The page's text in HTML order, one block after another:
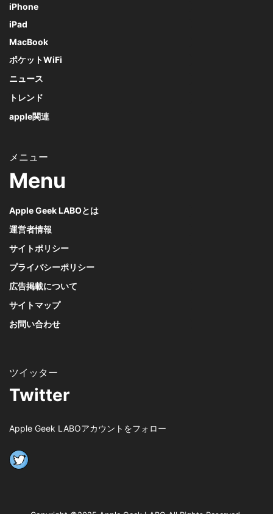
iPhone
iPad
MacBook
ポケットWiFi
ニュース
トレンド
apple関連
Menu
Apple Geek LABOとは
運営者情報
サイトポリシー
プライバシーポリシー
広告掲載について
サイトマップ
お問い合わせ
Twitter
Apple Geek LABOアカウントをフォロー